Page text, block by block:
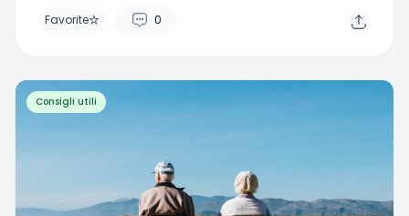
Favorite 0
Consigli utili